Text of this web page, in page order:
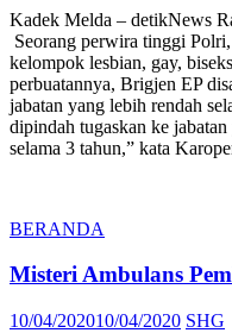
Kadek Melda – detikNews
Seorang perwira tinggi
kelompok lesbian, gay,
perbuatannya, Brigjen EP
jabatan yang lebih rendah
dipindah tugaskan ke
selama 3 tahun,” kata
BERANDA
Misteri Ambulans
Posted
10/04/202010/04/2020 Author
SHG